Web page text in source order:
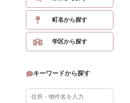
町名から探す
学区から探す
キーワードから探す